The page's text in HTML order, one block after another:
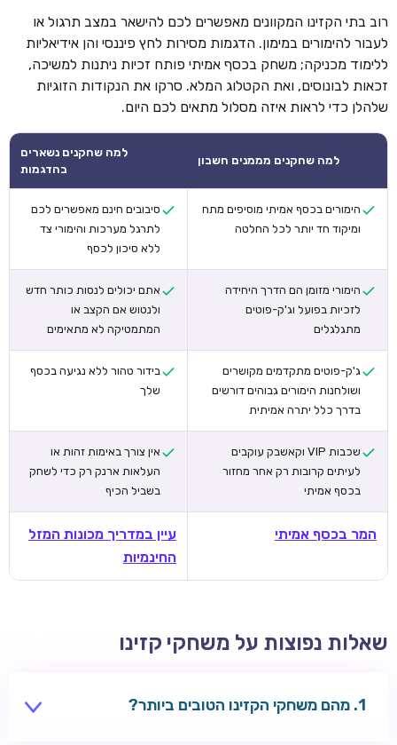
רוב בתי הקזינו המקוונים מאפשרים לכם להישאר במצב תרגול או
לעבור להימורים במימון. הדגמות מסירות לחץ פיננסי והן אידיאליות
ללימוד מכניקה; משחק בכסף אמיתי פותח זכיות ניתנות למשיכה,
זכאות לבונוסים, ואת הקטלוג המלא. סרקו את הנקודות הזוגיות
שלהלן כדי לראות איזה מסלול מתאים לכם היום.
למה שחקנים מממנים חשבון
למה שחקנים נשארים
בהדגמות
הימורים בכסף אמיתי מוסיפים מתח
ומיקוד חד יותר לכל החלטה
סיבובים חינם מאפשרים לכם
לתרגל מערכות והימורי צד
ללא סיכון לכסף
הימורי מזומן הם הדרך היחידה
לזכיות בפועל וג'ק-פוטים
מתגלגלים
אתם יכולים לנסות כותר חדש
ולנטוש אם הקצב או
המתמטיקה לא מתאימים
ג'ק-פוטים מתקדמים מקושרים
ושולחנות הימורים גבוהים דורשים
בדרך כלל יתרה אמיתית
בידור טהור ללא נגיעה בכסף
שלך
שכבות VIP וקאשבק עוקבים
לעיתים קרובות רק אחר מחזור
בכסף אמיתי
אין צורך באימות זהות או
העלאות ארנק רק כדי לשחק
בשביל הכיף
המר בכסף אמיתי
עיין במדריך מכונות המזל
החינמיות
שאלות נפוצות על משחקי קזינו
מהם משחקי הקזינו הטובים ביותר?